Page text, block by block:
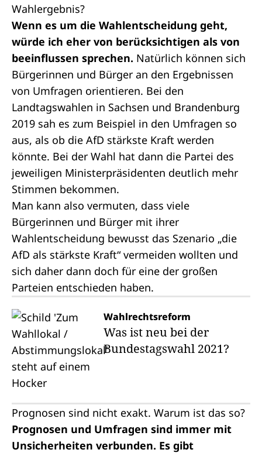
Wahlergebnis?
Wenn es um die Wahlentscheidung geht,
würde ich eher von berücksichtigen als von
beeinflussen sprechen. Natürlich können sich
Bürgerinnen und Bürger an den Ergebnissen
von Umfragen orientieren. Bei den
Landtagswahlen in Sachsen und Brandenburg
2019 sah es zum Beispiel in den Umfragen so
aus, als ob die AfD stärkste Kraft werden
könnte. Bei der Wahl hat dann die Partei des
jeweiligen Ministerpräsidenten deutlich mehr
Stimmen bekommen.
Man kann also vermuten, dass viele
Bürgerinnen und Bürger mit ihrer
Wahlentscheidung bewusst das Szenario „die
AfD als stärkste Kraft“ vermeiden wollten und
sich daher dann doch für eine der großen
Parteien entschieden haben.
Wahlrechtsreform
Was ist neu bei der
Bundestagswahl 2021?
Prognosen sind nicht exakt. Warum ist das so?
Prognosen und Umfragen sind immer mit
Unsicherheiten verbunden. Es gibt